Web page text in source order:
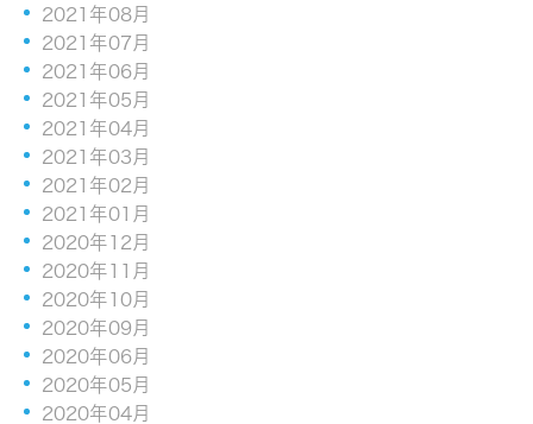
2021年08月
2021年07月
2021年06月
2021年05月
2021年04月
2021年03月
2021年02月
2021年01月
2020年12月
2020年11月
2020年10月
2020年09月
2020年06月
2020年05月
2020年04月